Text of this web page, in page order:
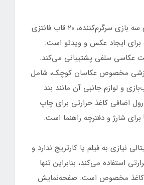
این دوربین دارای سه بازی سرگرم‌کننده، ۲۰ قاب فانتزی
برای ایجاد عکس و ویدئو است.
عکاسی سلفی پشتیبانی می‌کند.
مخصوص عکاسان کوچک، شامل
و لوازم جانبی آن مانند بند
اضافی کاغذ حرارتی برای چاپ
نیازی به فیلم یا کارتریج ندارد و
استفاده می‌کند، بنابراین تنها
کاغذ مخصوص است. صفحه‌نمایش